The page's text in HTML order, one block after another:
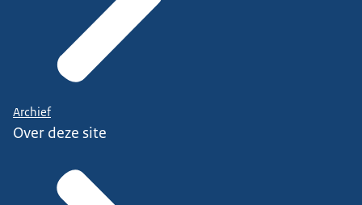
Archief
Over deze site